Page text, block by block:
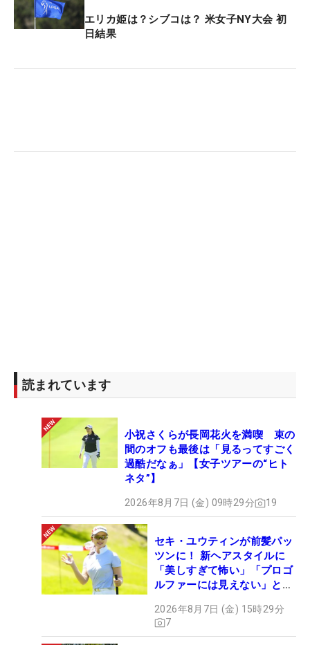
のをラウンド中に食べてるよ～とか、美味しいねっ
て言い合ったり。日本でのかけ声は『ナイスショッ
ンがこんなに速いのにアンダーパーで終えられたの
も満足。自分で自分をほめたいですね」。5位タイ
と上位で、週末行きがかかる金曜日のラウンドを迎
える。
2日目は午後組でのプレーになる。「あしたは風が
いので、しっかりボギーを打たないようにキープし
たいですね」。すでにロープの外には応援団をした
がえるなど、今後、日本でも注目度が高まること必
「ヨロシクオネガイシマス、カワイイ、オツカレサ
マデシタ、アリガトウゴザイマス、オイシイ、イタ
エリカ姫は？シブコは？ 米女子NY大会 初
日結果
読まれています
小祝さくらが長岡花火を満喫 束の
間のオフも最後は「見るってすごく
過酷だなぁ」【女子ツアーの“ヒト
ネタ”】
2026年8月7日 (金) 09時29分 19
セキ・ユウティンが前髪パッ
ツンに！ 新ヘアスタイルに
「美しすぎて怖い」「プロゴ
ルファーには見えない」とコ
2026年8月7日 (金) 15時29分
7